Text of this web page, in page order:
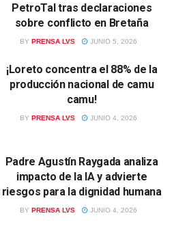
PetroTal tras declaraciones
sobre conflicto en Bretaña
BY PRENSA LVS JUNIO 5, 2026
¡Loreto concentra el 88% de la
producción nacional de camu
camu!
BY PRENSA LVS JUNIO 4, 2026
Padre Agustín Raygada analiza
impacto de la IA y advierte
riesgos para la dignidad humana
BY PRENSA LVS JUNIO 4, 2026